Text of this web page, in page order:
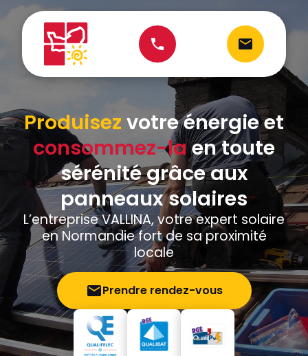
Produisez votre énergie et
consommez-laen toute
sérénité grâce aux
panneaux solaires
L’entreprise VALLINA, votre expert solaire
en Normandie fort de sa proximité
locale
Prendre rendez-vous